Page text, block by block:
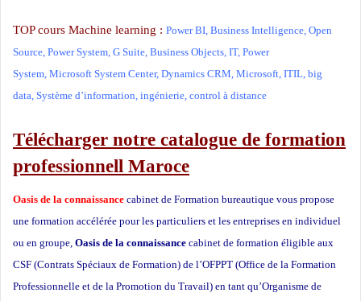
TOP cours Machine learning : Power BI Business Intelligence Open
Source Power System G Suite Business Objects IT, Power
System Microsoft System Center, Dynamics CRM Microsoft ITIL big
data Système d’information ingénierie control à distance
Télécharger notre catalogue de formation
professionnell Maroce
Oasis de la connaissance cabinet de Formation bureautique vous propose
une formation accélérée pour les particuliers et les entreprises en individuel
ou en groupe, Oasis de la connaissance cabinet de formation éligible aux
CSF (Contrats Spéciaux de Formation) de l’OFPPT (Office de la Formation
Professionnelle et de la Promotion du Travail) en tant qu’Organisme de